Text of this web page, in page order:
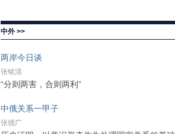
中外 >>
两岸今日谈
张铭清
“分则两害，合则两利”
中俄关系一甲子
张德广